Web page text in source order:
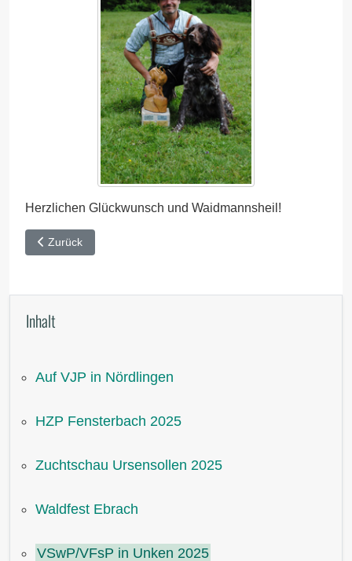
Herzlichen Glückwunsch und Waidmannsheil!
Vorheriger Beitrag: Waldfest Ebrach
Zurück
Inhalt
Auf VJP in Nördlingen
HZP Fensterbach 2025
Zuchtschau Ursensollen 2025
Waldfest Ebrach
VSwP/VFsP in Unken 2025